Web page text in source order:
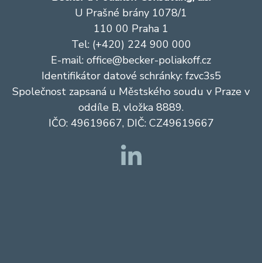
U Prašné brány 1078/1
110 00 Praha 1
Tel: (+420) 224 900 000
E-mail: office@becker-poliakoff.cz
Identifikátor datové schránky: fzvc3s5
Společnost zapsaná u Městského soudu v Praze v
oddíle B, vložka 8889.
IČO: 49619667, DIČ: CZ49619667